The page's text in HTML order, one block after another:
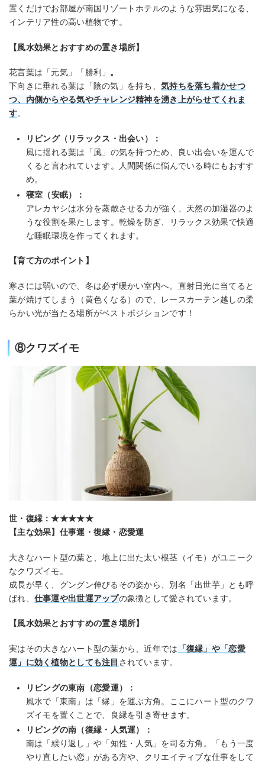
置くだけでお部屋が南国リゾートホテルのような雰囲気になる、
インテリア性の高い植物です。
【風水効果とおすすめの置き場所】
花言葉は「元気」「勝利」 。
下向きに垂れる葉は「陰の気」を持ち、気持ちを落ち着かせつ
つ、内側からやる気やチャレンジ精神を湧き上がらせてくれま
す。
リビング（リラックス・出会い）：
風に揺れる葉は「風」の気を持つため、良い出会いを運んで
くると言われています。人間関係に悩んでいる時にもおすす
め。
寝室（安眠）：
アレカヤシは水分を蒸散させる力が強く、天然の加湿器のよ
うな役割を果たします。乾燥を防ぎ、リラックス効果で快適
な睡眠環境を作ってくれます。
【育て方のポイント】
寒さには弱いので、冬は必ず暖かい室内へ。直射日光に当てると
葉が焼けてしまう（黄色くなる）ので、レースカーテン越しの柔
らかい光が当たる場所がベストポジションです！
⑧クワズイモ
世・復縁：★★★★★
【主な効果】仕事運・復縁・恋愛運
大きなハート型の葉と、地上に出た太い根茎（イモ）がユニーク
なクワズイモ。
成長が早く、グングン伸びるその姿から、別名「出世芋」とも呼
ばれ、 仕事運や出世運アップの象徴として愛されています。
【風水効果とおすすめの置き場所】
実はその大きなハート型の葉から、近年では
「復縁」や「恋愛
運」に効く植物としても注目 されています。
リビングの東南（恋愛運）：
風水で「東南」は「縁」を運ぶ方角。ここにハート型のクワ
ズイモを置くことで、良縁を引き寄せます。
リビングの南（復縁・人気運）：
南は「繰り返し」や「知性・人気」を司る方角。「もう一度
やり直したい恋」がある方や、クリエイティブな仕事をして